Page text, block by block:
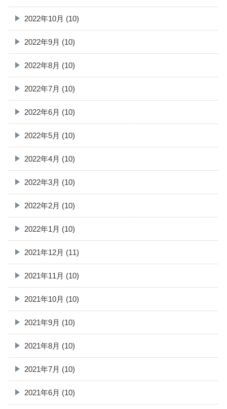
2022年10月 (10)
2022年9月 (10)
2022年8月 (10)
2022年7月 (10)
2022年6月 (10)
2022年5月 (10)
2022年4月 (10)
2022年3月 (10)
2022年2月 (10)
2022年1月 (10)
2021年12月 (11)
2021年11月 (10)
2021年10月 (10)
2021年9月 (10)
2021年8月 (10)
2021年7月 (10)
2021年6月 (10)